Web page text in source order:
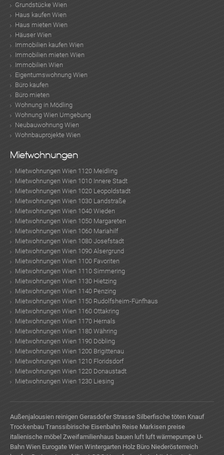
Grundstücke Wien
Haus kaufen Wien
Haus mieten Wien
Häuser Wien
Immobilien kaufen Wien
Immobilien mieten Wien
Immobilien Wien
Eigentumswohnung Wien
Büro kaufen
Büro mieten
Wohnung in Mödling
Wohnung Wien Umgebung
Neubauwohnung Wien
Wohnbauprojekte Wien
Mietwohnungen
Mietwohnungen Wien 1120 Meidling
Mietwohnungen Wien 1010 Innere Stadt
Mietwohnungen Wien 1020 Leopoldstadt
Mietwohnungen Wien 1030 Landstraße
Mietwohnungen Wien 1040 Wieden
Mietwohnungen Wien 1050 Margareten
Mietwohnungen Wien 1060 Mariahilf
Mietwohnungen Wien 1080 Josefstadt
Mietwohnungen Wien 1090 Alsergrund
Mietwohnungen Wien 1100 Favoriten
Mietwohnungen Wien 1110 Simmering
Mietwohnungen Wien 1130 Hietzing
Mietwohnungen Wien 1140 Penzing
Mietwohnungen Wien 1150 Rudolfsheim-Fünfhaus
Mietwohnungen Wien 1160 Ottakring
Mietwohnungen Wien 1170 Hernals
Mietwohnungen Wien 1180 Währing
Mietwohnungen Wien 1190 Döbling
Mietwohnungen Wien 1200 Brigittenau
Mietwohnungen Wien 1210 Floridsdorf
Mietwohnungen Wien 1220 Donaustadt
Mietwohnungen Wien 1230 Liesing
Außenjalousien reinigen Gerasdofer Strasse Silberfische töten Knauf
Trockenbau Transsibirische Eisenbahn Reise Markisen preise
italienische möbel Zweifamilienhaus bauen luft luft wärmepumpe U-
Bahn Wien Eurogate Wien Wintergarten Holz Büro Niederösterreich